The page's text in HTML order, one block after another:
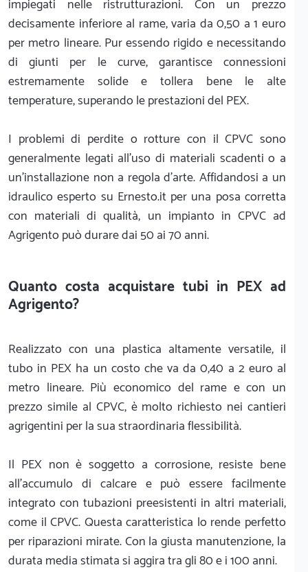
impiegati nelle ristrutturazioni. Con un prezzo
decisamente inferiore al rame, varia da 0,50 a 1 euro
per metro lineare. Pur essendo rigido e necessitando
di giunti per le curve, garantisce connessioni
estremamente solide e tollera bene le alte
temperature, superando le prestazioni del PEX.
I problemi di perdite o rotture con il CPVC sono
generalmente legati all'uso di materiali scadenti o a
un'installazione non a regola d'arte. Affidandosi a un
idraulico esperto su Ernesto.it per una posa corretta
con materiali di qualità, un impianto in CPVC ad
Agrigento può durare dai 50 ai 70 anni.
Quanto costa acquistare tubi in PEX ad
Agrigento?
Realizzato con una plastica altamente versatile, il
tubo in PEX ha un costo che va da 0,40 a 2 euro al
metro lineare. Più economico del rame e con un
prezzo simile al CPVC, è molto richiesto nei cantieri
agrigentini per la sua straordinaria flessibilità.
Il PEX non è soggetto a corrosione, resiste bene
all'accumulo di calcare e può essere facilmente
integrato con tubazioni preesistenti in altri materiali,
come il CPVC. Questa caratteristica lo rende perfetto
per riparazioni mirate. Con la giusta manutenzione, la
durata media stimata si aggira tra gli 80 e i 100 anni.